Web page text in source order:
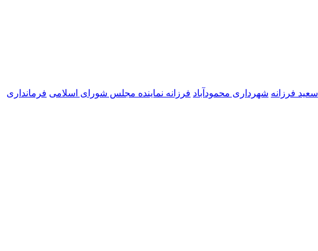
سعید فرزانه شهرداری محمودآباد فرزانه نماینده مجلس شورای اسلامی فرمانداری